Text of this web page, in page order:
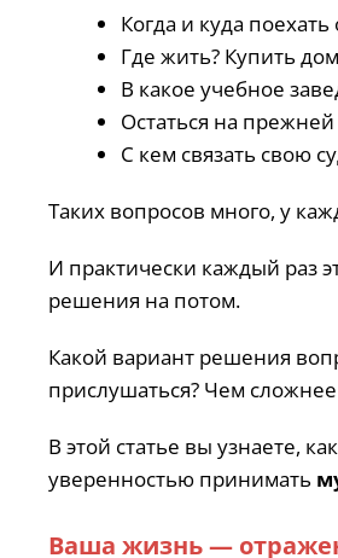
Когда и куда поехать
Где жить? Купить
В какое учебное
Остаться на
С кем связать свою
Таких вопросов много, у
И практически каждый раз
решения на потом.
Какой вариант решения
прислушаться? Чем
В этой статье вы узнаете,
уверенностью принимать
Ваша жизнь —